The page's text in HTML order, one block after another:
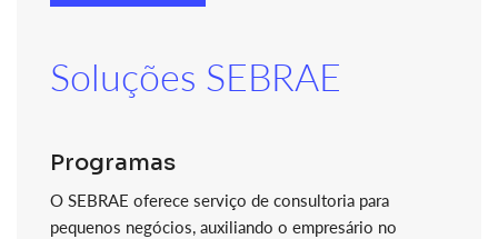
Soluções SEBRAE
Programas
O SEBRAE oferece serviço de consultoria para
pequenos negócios, auxiliando o empresário no